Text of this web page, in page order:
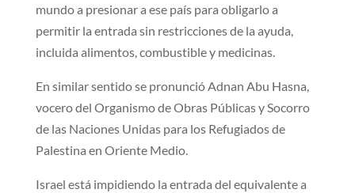
mundo a presionar a ese país para obligarlo a
permitir la entrada sin restricciones de la ayuda,
incluida alimentos, combustible y medicinas.
En similar sentido se pronunció Adnan Abu Hasna,
vocero del Organismo de Obras Públicas y Socorro
de las Naciones Unidas para los Refugiados de
Palestina en Oriente Medio.
Israel está impidiendo la entrada del equivalente a